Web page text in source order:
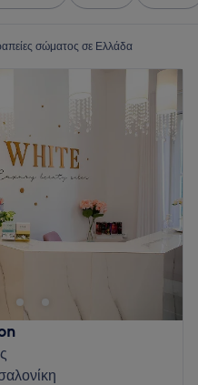
σώματος σε Ελλάδα